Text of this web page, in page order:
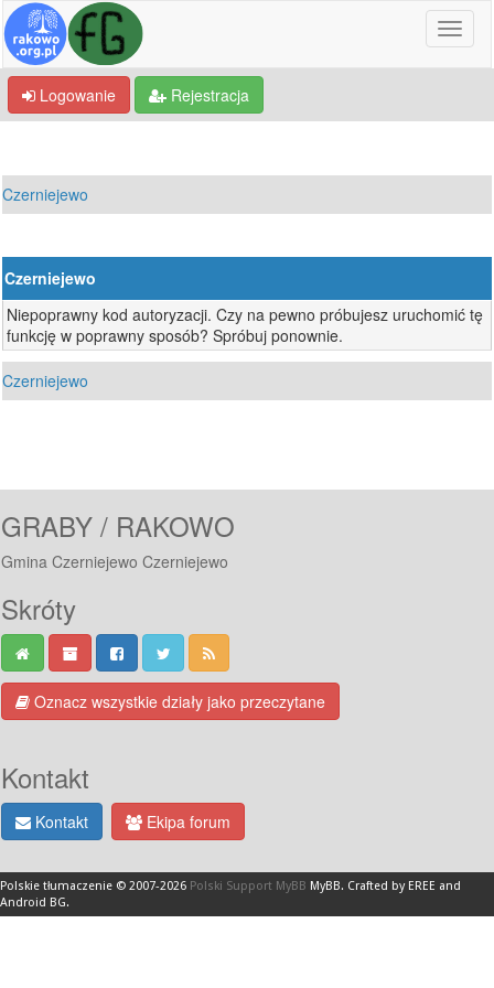
Logowanie Rejestracja
Czerniejewo
Czerniejewo
Niepoprawny kod autoryzacji. Czy na pewno próbujesz uruchomić tę
funkcję w poprawny sposób? Spróbuj ponownie.
Czerniejewo
GRABY / RAKOWO
Gmina Czerniejewo Czerniejewo
Skróty
Oznacz wszystkie działy jako przeczytane
Kontakt
Kontakt Ekipa forum
Polskie tłumaczenie © 2007-2026 Polski Support MyBB MyBB. Crafted by EREE and
Android BG.